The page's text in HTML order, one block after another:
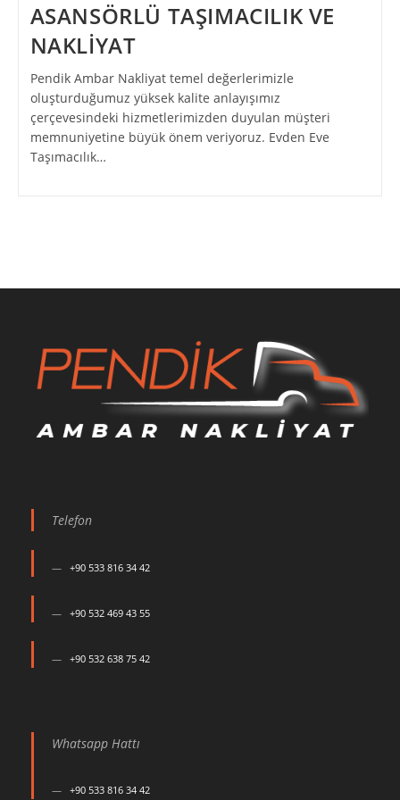
ASANSÖRLÜ TAŞIMACILIK VE
NAKLİYAT
Pendik Ambar Nakliyat temel değerlerimizle
oluşturduğumuz yüksek kalite anlayışımız
çerçevesindeki hizmetlerimizden duyulan müşteri
memnuniyetine büyük önem veriyoruz. Evden Eve
Taşımacılık…
Telefon
+90 533 816 34 42
+90 532 469 43 55
+90 532 638 75 42
Whatsapp Hattı
+90 533 816 34 42